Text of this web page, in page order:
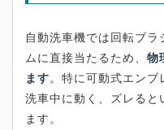
自動洗車機では回転ブ
ムに直接当たるため、 物
ます。特に可動式エンブ
洗車中に動く、ズレる
ます。